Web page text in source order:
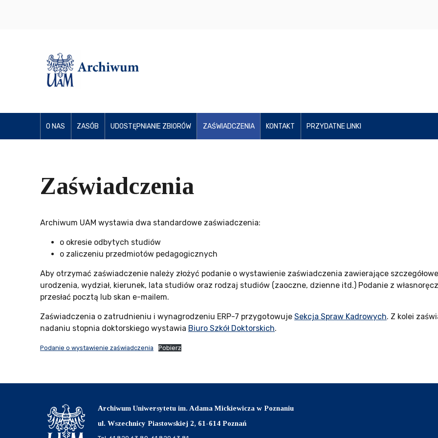
O NAS ZASÓB UDOSTĘPNIANIE ZBIORÓW ZAŚWIADCZENIA KONTAKT PRZYDATNE LINKI
Zaświadczenia
Archiwum UAM wystawia dwa standardowe zaświadczenia:
o okresie odbytych studiów
o zaliczeniu przedmiotów pedagogicznych
Aby otrzymać zaświadczenie należy złożyć podanie o wystawienie zaświadczenia zawierające
urodzenia, wydział, kierunek, lata studiów oraz rodzaj studiów (zaoczne, dzienne itd.) Podanie z
przesłać pocztą lub skan e-mailem.
Zaświadczenia o zatrudnieniu i wynagrodzeniu ERP-7 przygotowuje Sekcja Spraw Kadrowych. Z kolei
nadaniu stopnia doktorskiego wystawia Biuro Szkół Doktorskich.
Podanie o wystawienie zaświadczenia Pobierz
Archiwum Uniwersytetu im. Adama Mickiewicza w Poznaniu
ul. Wszechnicy Piastowskiej 2, 61-614 Poznań